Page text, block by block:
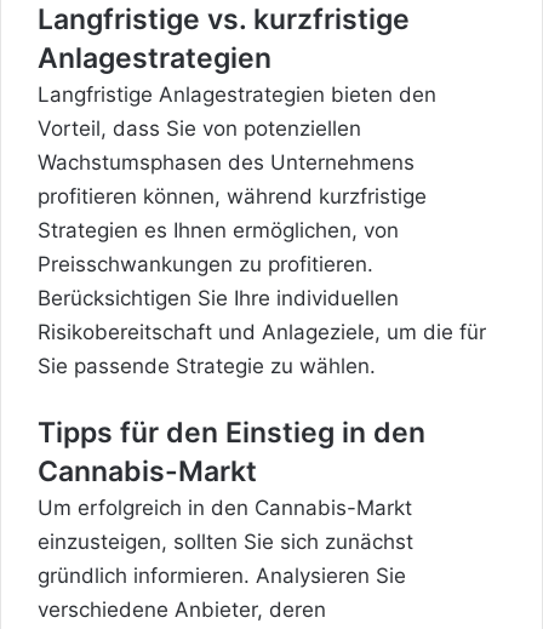
Langfristige vs. kurzfristige
Anlagestrategien
Langfristige Anlagestrategien bieten den
Vorteil, dass Sie von potenziellen
Wachstumsphasen des Unternehmens
profitieren können, während kurzfristige
Strategien es Ihnen ermöglichen, von
Preisschwankungen zu profitieren.
Berücksichtigen Sie Ihre individuellen
Risikobereitschaft und Anlageziele, um die für
Sie passende Strategie zu wählen.
Tipps für den Einstieg in den
Cannabis-Markt
Um erfolgreich in den Cannabis-Markt
einzusteigen, sollten Sie sich zunächst
gründlich informieren. Analysieren Sie
verschiedene Anbieter, deren